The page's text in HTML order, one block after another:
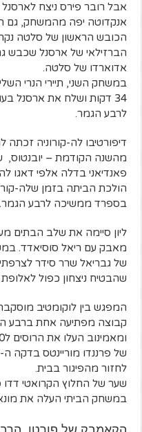
אנקדוטה יפה מהמשחק, גם
הברזילאי של ארסנל שכבש
אדוארדו של סלטה.
במשחק השני, תיירי הנרי
34 דקות ושלח את ארסנל
לרבע הגמר.
דיפורטיבו לה-קורוניה זכתה
מהשנה הקודמת –
פאנדיאני בדלה אלפי דאגו
הולכת הביתה בזמן שלה-
בספרד ממשיכה לרבע הגמר.
ליון סיימה את שלב הבתים
מאבק עם ריאל סוסיאדד.
של גבריאל שרר סידר לצרפתים
שהבטיח ניצחון כפול
המפגש בין לוקומטיב
קבוצה מפתיעה אחת ברבע
לחזור מהפיגור בבית.
שער של החלוץ הקרואטי דדו
במשחק הביתי העלה את